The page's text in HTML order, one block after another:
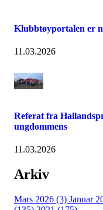
Klubbtøyportalen er
11.03.2026
Referat fra
ungdommens
11.03.2026
Arkiv
Mars 2026 (3) Januar